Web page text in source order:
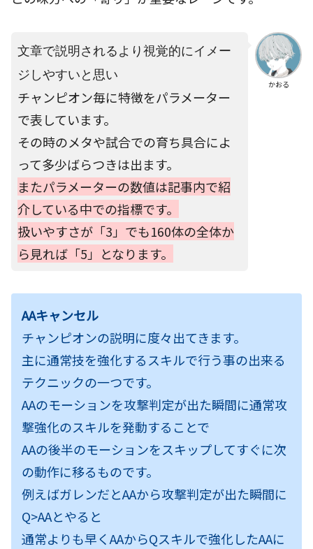
かおる
文章で説明されるより視覚的にイメー
ジしやすいと思い
チャンピオン毎に特徴をパラメーター
で表しています。
その時のメタや試合での育ち具合によ
って多少ばらつきは出ます。
またパラメーターの数値は記事内で紹
介している中での指標です。
扱いやすさが「3」でも160体の全体か
ら見れば「5」となります。
AAキャンセル
チャンピオンの説明に度々出てきます。
主に通常技を強化するスキルで行う事の出来る
テクニックの一つです。
AAのモーションを攻撃判定が出た瞬間に通常攻
撃強化のスキルを発動することで
AAの後半のモーションをスキップしてすぐに次
の動作に移るものです。
例えばガレンだとAAから攻撃判定が出た瞬間に
Q>AAとやると
通常よりも早くAAからQスキルで強化したAAに